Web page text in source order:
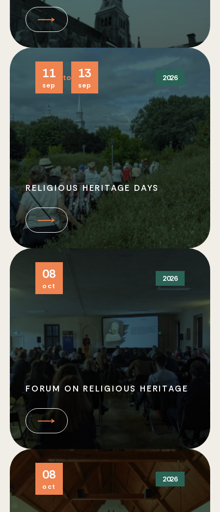
11
sep
to 13
sep
2026
RELIGIOUS HERITAGE DAYS
08
oct
2026
FORUM ON RELIGIOUS HERITAGE
08
oct
2026